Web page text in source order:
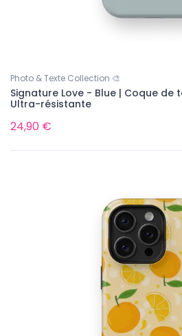
Photo & Texte Collection 🎨
Signature Love - Blue | Coque de
Ultra-résistante
24,90 €